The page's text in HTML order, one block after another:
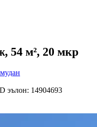
54 м², 20 мкр
эълон: 14904693